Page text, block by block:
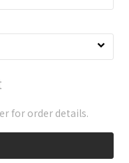
for order details.